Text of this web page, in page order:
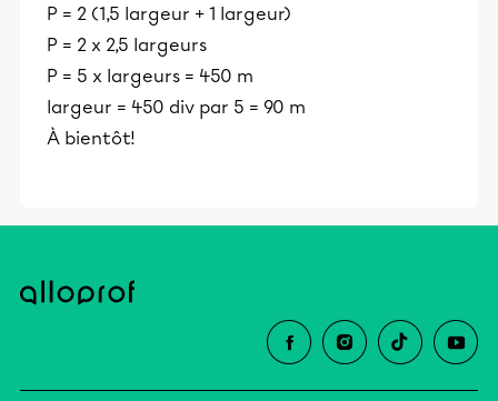
P = 2 (1,5 largeur + 1 largeur)
P = 2 x 2,5 largeurs
P = 5 x largeurs = 450 m
largeur = 450 div par 5 = 90 m
À bientôt!